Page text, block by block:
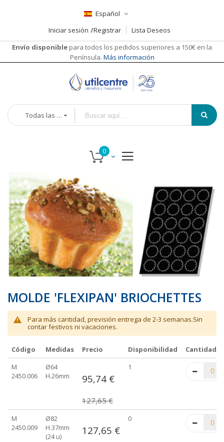
Español
Iniciar sesión
Registrar
Lista Deseos
Envío disponible para todos los pedidos superiores a 150€ en la
Península. Más información
Todas las categorías
Saltar
al
final
de
la
galería
de
imágenes
Saltar
al
comienzo
de
la
galería
de
imágenes
MOLDE 'FLEXIPAN' BRIOCHETTES
Para más cantidad, previsión entrega de 2-3 semanas.Sin
contar festivos ni vacaciones.
Elementos
de
Código Medidas Precio Disponibilidad
Cantidad
M
2450.006
Ø64
H.26mm
95,74 €
127,65 €
1
M
2450.009
Ø82
H.37mm
(24 u)
127,65 €
0